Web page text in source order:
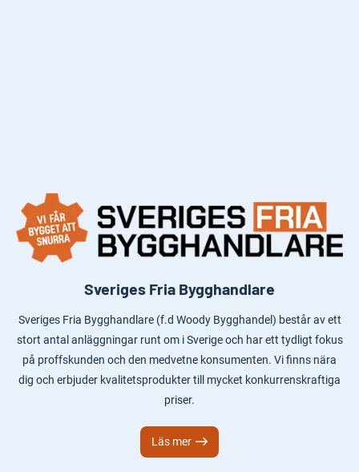
Sveriges Fria Bygghandlare
Sveriges Fria Bygghandlare (f.d Woody Bygghandel) består av ett
stort antal anläggningar runt om i Sverige och har ett tydligt fokus
på proffskunden och den medvetne konsumenten. Vi finns nära
dig och erbjuder kvalitetsprodukter till mycket konkurrenskraftiga
priser.
Läs mer